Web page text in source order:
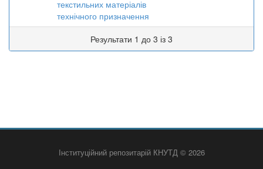
текстильних матеріалів
технічного призначення
Результати 1 до 3 із 3
Інституційний репозитарій КНУТД © 2026